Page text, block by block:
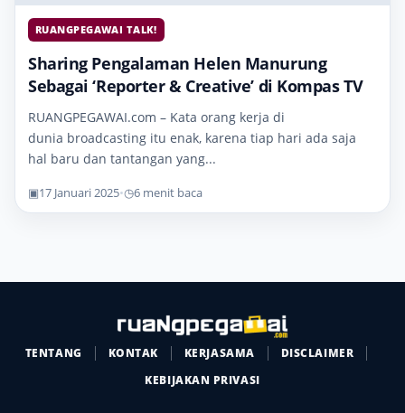
RUANGPEGAWAI TALK!
Sharing Pengalaman Helen Manurung
Sebagai ‘Reporter & Creative’ di Kompas TV
RUANGPEGAWAI.com – Kata orang kerja di
dunia broadcasting itu enak, karena tiap hari ada saja
hal baru dan tantangan yang...
▣17 Januari 2025•◷6 menit baca
TENTANG KONTAK KERJASAMA
DISCLAIMER
KEBIJAKAN PRIVASI